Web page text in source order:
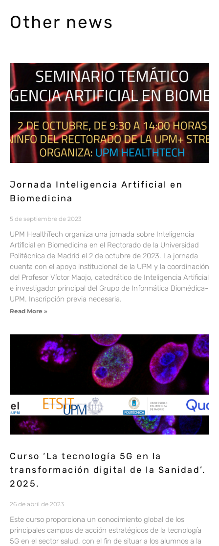
Other news
Jornada Inteligencia Artificial en
Biomedicina
5 de septiembre de 2023
UPM HealthTech organiza una jornada sobre Inteligencia
Artificial en Biomedicina en el Rectorado de la Universidad
Politécnica de Madrid el 2 de octubre de 2023. La jornada
cuenta con el apoyo institucional de la UPM y la coordinación
del Profesor Víctor Maojo, catedrático de Inteligencia Artificial
e investigador principal del Grupo de Informática Biomédica-
UPM. Inscripción previa necesaria.
Read More »
Curso ‘La tecnología 5G en la
transformación digital de la Sanidad’.
2025.
26 de abril de 2023
Este curso proporciona un conocimiento global de los
principales campos de acción estratégicos de la tecnología
5G en el sector salud, con el fin de situar a los alumnos a la